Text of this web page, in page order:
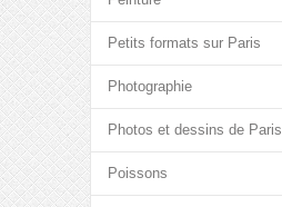
Petits formats sur Paris
Photographie
Photos et dessins de Paris
Poissons